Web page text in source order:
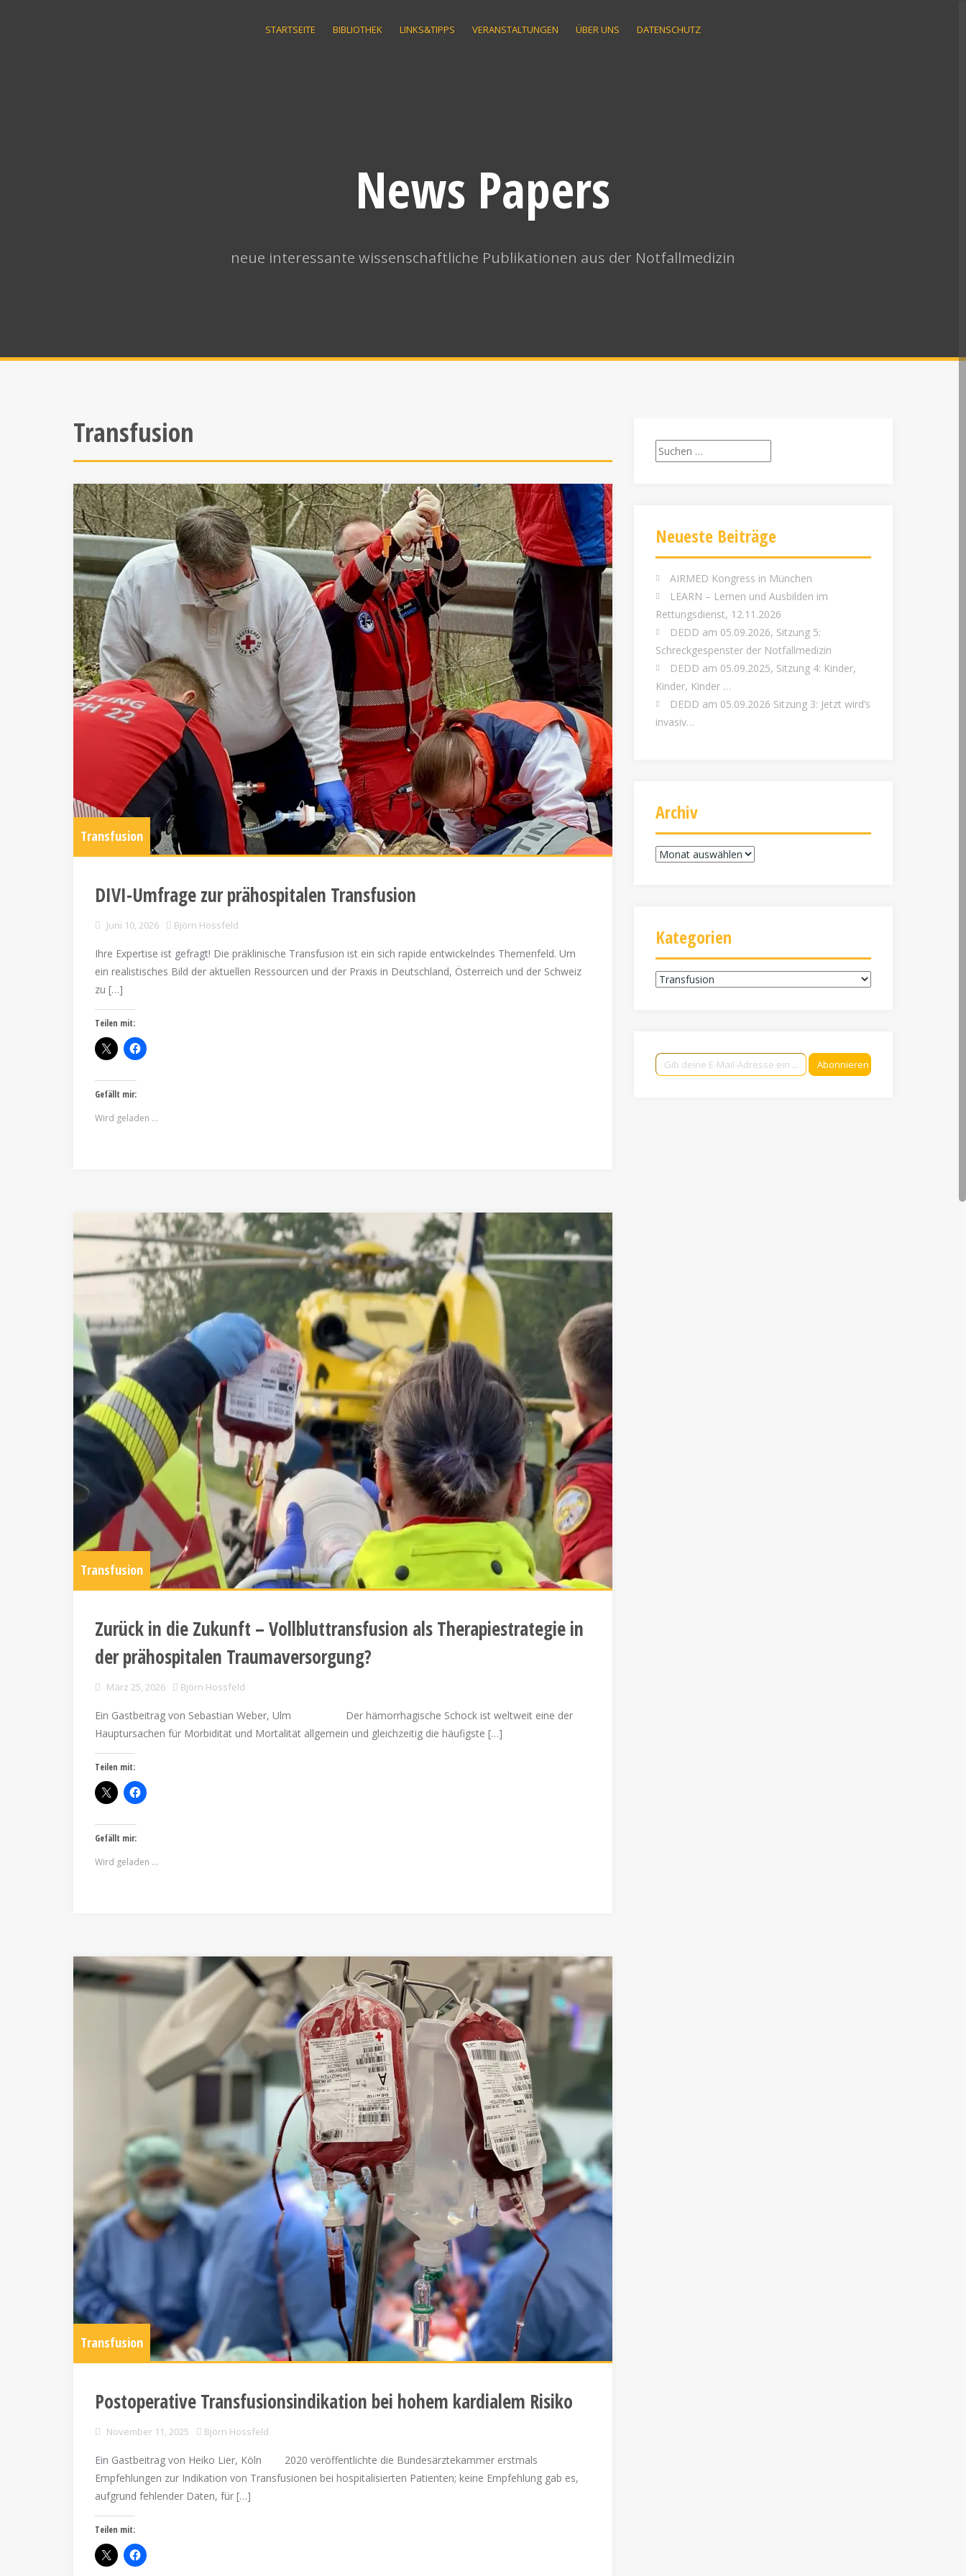
STARTSEITE BIBLIOTHEK LINKS&TIPPS VERANSTALTUNGEN ÜBER UNS DATENSCHUTZ
News Papers
neue interessante wissenschaftliche Publikationen aus der Notfallmedizin
Transfusion
Transfusion
DIVI-Umfrage zur prähospitalen Transfusion
Juni 10, 2026 Björn Hossfeld
Ihre Expertise ist gefragt! Die präklinische Transfusion ist ein sich rapide entwickelndes Themenfeld. Um
ein realistisches Bild der aktuellen Ressourcen und der Praxis in Deutschland, Österreich und der Schweiz
zu […]
Teilen mit:
Gefällt mir:
Wird geladen …
Transfusion
Zurück in die Zukunft – Vollbluttransfusion als Therapiestrategie in
der prähospitalen Traumaversorgung?
März 25, 2026 Björn Hossfeld
Ein Gastbeitrag von Sebastian Weber, Ulm Der hämorrhagische Schock ist weltweit eine der
Hauptursachen für Morbidität und Mortalität allgemein und gleichzeitig die häufigste […]
Teilen mit:
Gefällt mir:
Wird geladen …
Transfusion
Postoperative Transfusionsindikation bei hohem kardialem Risiko
November 11, 2025 Björn Hossfeld
Ein Gastbeitrag von Heiko Lier, Köln 2020 veröffentlichte die Bundesärztekammer erstmals
Empfehlungen zur Indikation von Transfusionen bei hospitalisierten Patienten; keine Empfehlung gab es,
aufgrund fehlender Daten, für […]
Teilen mit:
Suchen
nach:
Neueste Beiträge
AIRMED Kongress in München
LEARN – Lernen und Ausbilden im
Rettungsdienst, 12.11.2026
DEDD am 05.09.2026, Sitzung 5:
Schreckgespenster der Notfallmedizin
DEDD am 05.09.2025, Sitzung 4: Kinder,
Kinder, Kinder …
DEDD am 05.09.2026 Sitzung 3: Jetzt wird’s
invasiv…
Archiv
Archiv
Kategorien
Kategorien
Gib deine E-Mail-Adresse ein ...
Abonnieren